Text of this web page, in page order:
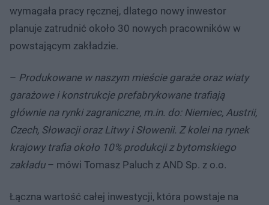
wymagała pracy ręcznej, dlatego nowy inwestor
planuje zatrudnić około 30 nowych pracowników w
powstającym zakładzie.
– Produkowane w naszym mieście garaże oraz wiaty
garażowe i konstrukcje prefabrykowane trafiają
głównie na rynki zagraniczne, m.in. do: Niemiec, Austrii,
Czech, Słowacji oraz Litwy i Słowenii. Z kolei na rynek
krajowy trafia około 10% produkcji z bytomskiego
zakładu– mówi Tomasz Paluch z AND Sp. z o.o.
Łączna wartość całej inwestycji, która powstaje na